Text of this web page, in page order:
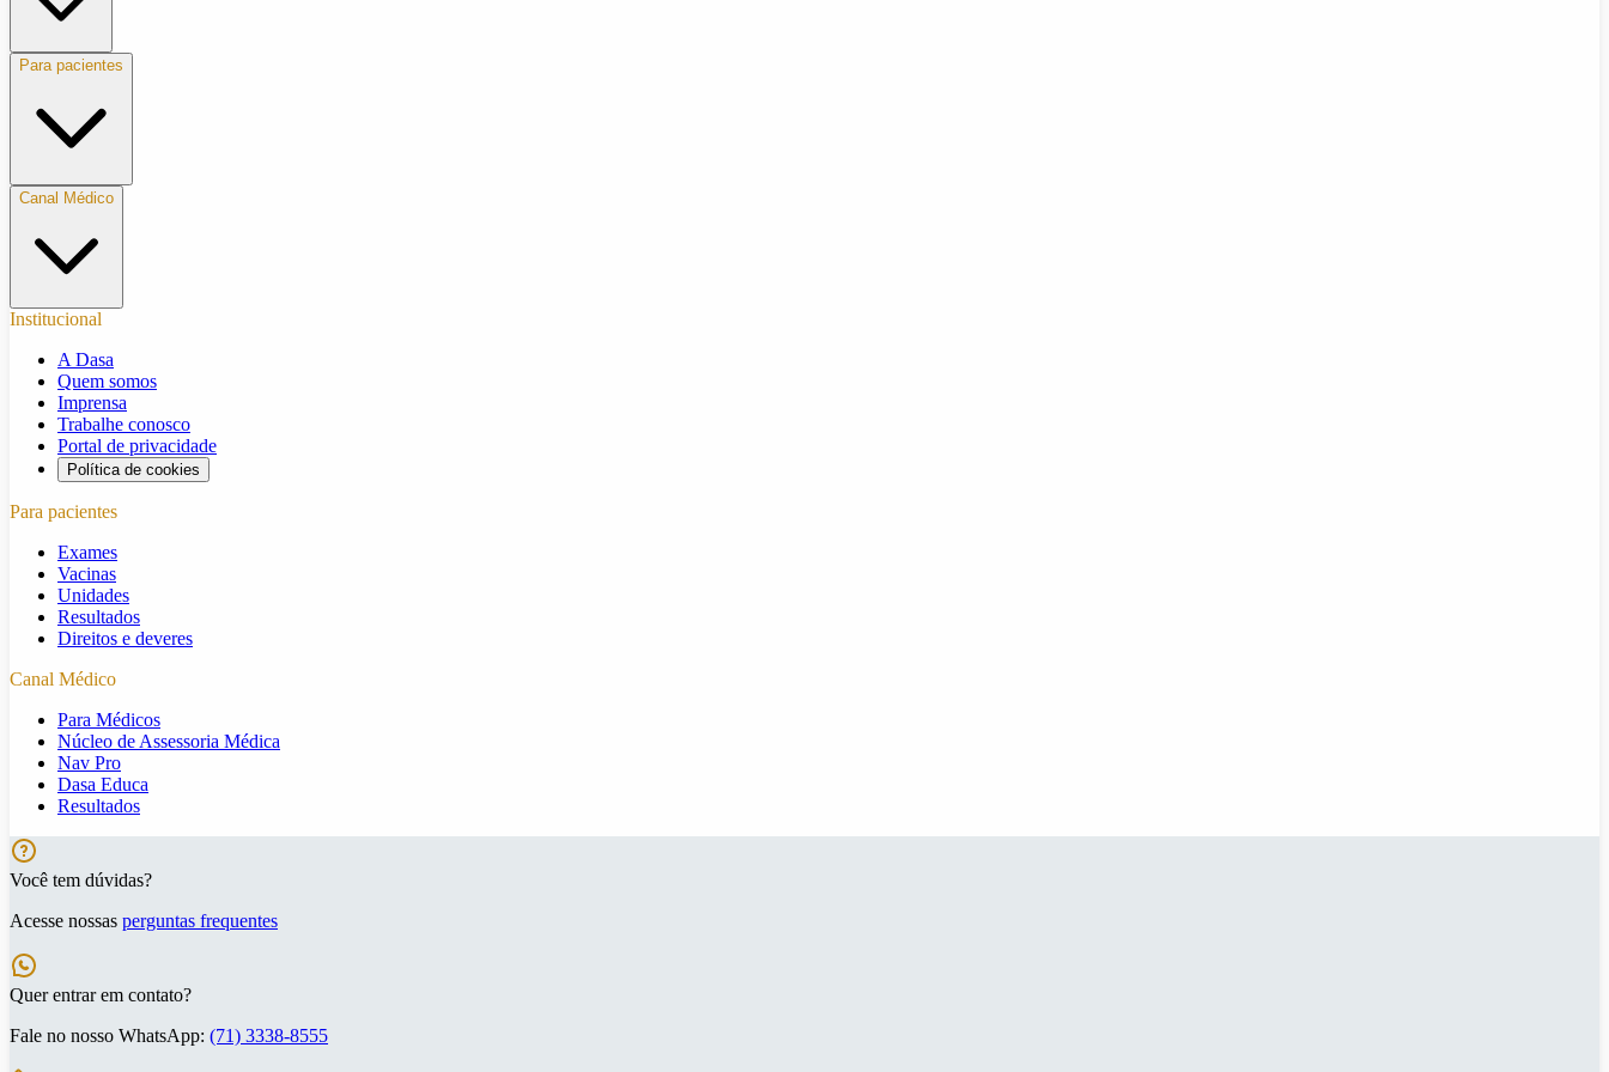
Para pacientes
Canal Médico
Institucional
A Dasa
Quem somos
Imprensa
Trabalhe conosco
Portal de privacidade
Política de cookies
Para pacientes
Exames
Vacinas
Unidades
Resultados
Direitos e deveres
Canal Médico
Para Médicos
Núcleo de Assessoria Médica
Nav Pro
Dasa Educa
Resultados
Você tem dúvidas?
Acesse nossas perguntas frequentes
Quer entrar em contato?
Fale no nosso WhatsApp: (71) 3338-8555